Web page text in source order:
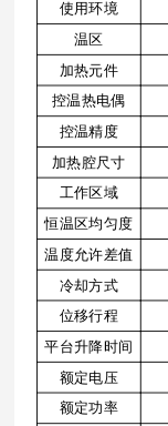
使用环境
温区
加热元件
控温热电偶
控温精度
加热腔尺寸
工作区域
恒温区均匀度
温度允许差值
冷却方式
位移行程
平台升降时间
额定电压
额定功率